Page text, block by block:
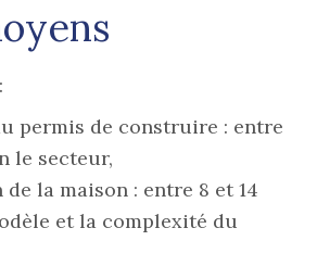
permis de construire : entre
le secteur,
la maison : entre 8 et 14
et la complexité du